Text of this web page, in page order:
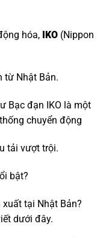
hóa, IKO (Nippon
từ Nhật Bản.
Bạc đạn IKO là một
chuyển động
tải vượt trội.
bật?
tại Nhật Bản?
dưới đây.